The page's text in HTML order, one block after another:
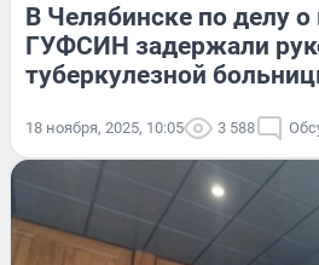
В Челябинске по делу о
ГУФСИН задержали
туберкулезной
18 ноября, 2025, 10:05 3 588